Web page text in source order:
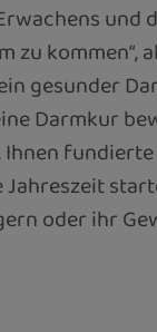
zu
gesunder
Darmkur
oder ihr